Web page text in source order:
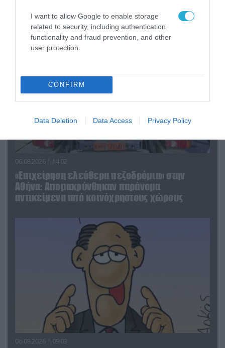
I want to allow Google to enable storage
related to security, including authentication
functionality and fraud prevention, and other
user protection.
CONFIRM
Data Deletion Data Access Privacy Policy
ΠΟΛΙΤΙΚΗ
06.08.2026 | 14:02
«Επιχείρηση ελεύθερα πεζοδρόμια» στην
Αθήνα: Απομακρύνθηκαν παράνομα
αντικείμενα από κοινόχρηστους χώρους
06.08.2026 | 09:03